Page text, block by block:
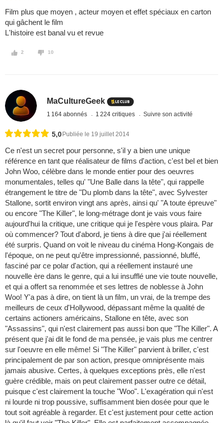
Film plus que moyen , acteur moyen et effet spéciaux en carton
qui gâchent le film
L'histoire est banal vu et revue
2 10
MaCultureGeek
1 164 abonnés 1 224 critiques Suivre son activité
5,0 Publiée le 19 juillet 2014
Ce n'est un secret pour personne, s'il y a bien une unique
référence en tant que réalisateur de films d'action, c'est bel et bien
John Woo, célèbre dans le monde entier pour des oeuvres
monumentales, telles qu' "Une Balle dans la tête", qui rappelle
étrangement le titre de "Du plomb dans la tête", avec Sylvester
Stallone, sortit environ vingt ans après, ainsi qu' "A toute épreuve"
ou encore "The Killer", le long-métrage dont je vais vous faire
aujourd'hui la critique, une critique qui je l'espère vous plaira. Par
où commencer? Tout d'abord, je tiens à dire que j'ai réellement
été surpris. Quand on voit le niveau du cinéma Hong-Kongais de
l'époque, on ne peut qu'être impressionné, passionné, bluffé,
fasciné par ce polar d'action, qui a réellement instauré une
nouvelle ère dans le genre, qui a lui insufflé une vie toute nouvelle,
et qui a offert sa renommée et ses lettres de noblesse à John
Woo! Y'a pas à dire, on tient là un film, un vrai, de la trempe des
meilleurs de ceux d'Hollywood, dépassant même la qualité de
certains actioners américains, Stallone en tête, avec son
"Assassins", qui n'est clairement pas aussi bon que "The Killer". A
présent que j'ai dit le fond de ma pensée, je vais plus me centrer
sur l'oeuvre en elle même! Si "The Killer" parvient à briller, c'est
principalement de par son action, presque omniprésente mais
jamais abusive. Certes, à quelques exceptions près, elle n'est
guère crédible, mais on peut clairement passer outre ce détail,
puisque c'est clairement la touche "Woo". L'exagération qui n'est
ni lourde ni trop poussive, suffisamment bien dosée pour que le
tout soit agréable à regarder. Et c'est justement pour cette action